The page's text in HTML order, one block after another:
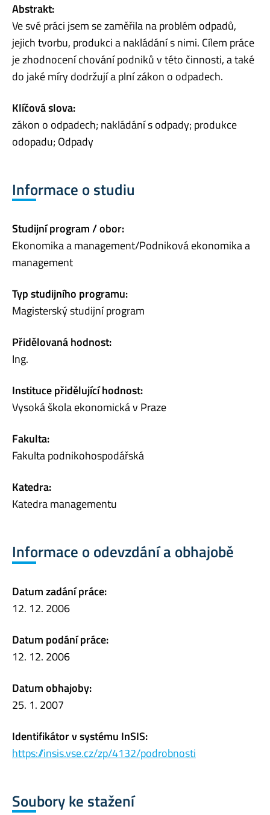
Abstrakt:
Ve své práci jsem se zaměřila na problém odpadů,
jejich tvorbu, produkci a nakládání s nimi. Cílem práce
je zhodnocení chování podniků v této činnosti, a také
do jaké míry dodržují a plní zákon o odpadech.
Klíčová slova:
zákon o odpadech; nakládání s odpady; produkce
odopadu; Odpady
Informace o studiu
Studijní program / obor:
Ekonomika a management/Podniková ekonomika a
management
Typ studijního programu:
Magisterský studijní program
Přidělovaná hodnost:
Ing.
Instituce přidělující hodnost:
Vysoká škola ekonomická v Praze
Fakulta:
Fakulta podnikohospodářská
Katedra:
Katedra managementu
Informace o odevzdání a obhajobě
Datum zadání práce:
12. 12. 2006
Datum podání práce:
12. 12. 2006
Datum obhajoby:
25. 1. 2007
Identifikátor v systému InSIS:
https://insis.vse.cz/zp/4132/podrobnosti
Soubory ke stažení